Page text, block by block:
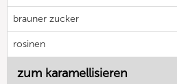
brauner zucker
rosinen
zum karamellisieren